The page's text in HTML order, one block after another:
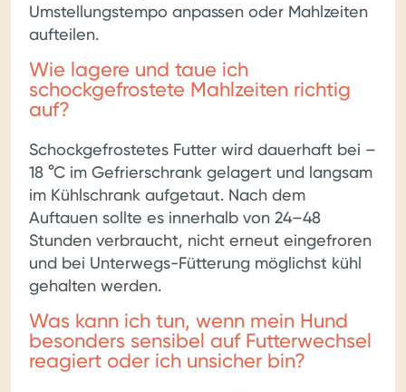
Umstellungstempo anpassen oder Mahlzeiten
aufteilen.
Wie lagere und taue ich
schockgefrostete Mahlzeiten richtig
auf?
Schockgefrostetes Futter wird dauerhaft bei –
18 °C im Gefrierschrank gelagert und langsam
im Kühlschrank aufgetaut. Nach dem
Auftauen sollte es innerhalb von 24–48
Stunden verbraucht, nicht erneut eingefroren
und bei Unterwegs-Fütterung möglichst kühl
gehalten werden.
Was kann ich tun, wenn mein Hund
besonders sensibel auf Futterwechsel
reagiert oder ich unsicher bin?